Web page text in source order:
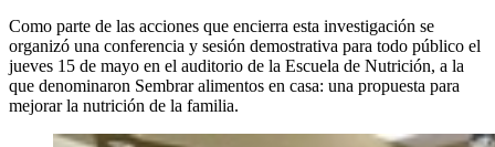
Como parte de las acciones que encierra esta investigación se
organizó una conferencia y sesión demostrativa para todo público el
jueves 15 de mayo en el auditorio de la Escuela de Nutrición, a la
que denominaron Sembrar alimentos en casa: una propuesta para
mejorar la nutrición de la familia.